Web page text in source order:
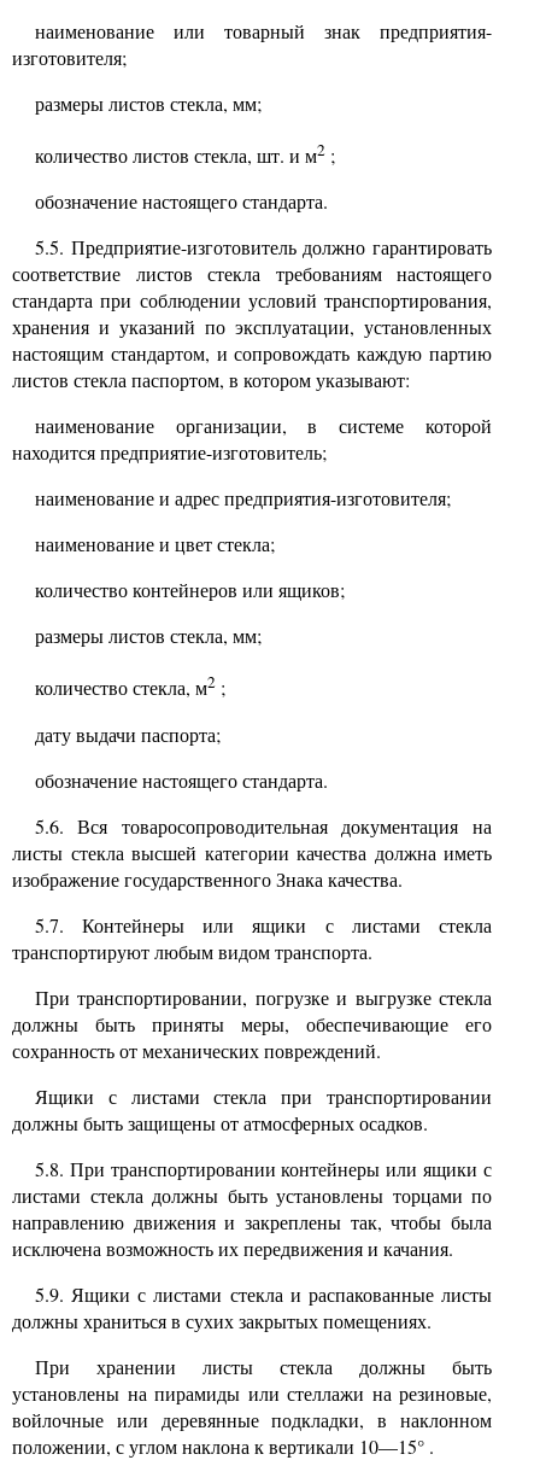
наименование или товарный знак предприятия-
изготовителя;
размеры листов стекла, мм;
количество листов стекла, шт. и м2;
обозначение настоящего стандарта.
5.5. Предприятие-изготовитель должно гарантировать
соответствие листов стекла требованиям настоящего
стандарта при соблюдении условий транспортирования,
хранения и указаний по эксплуатации, установленных
настоящим стандартом, и сопровождать каждую партию
листов стекла паспортом, в котором указывают:
наименование организации, в системе которой
находится предприятие-изготовитель;
наименование и адрес предприятия-изготовителя;
наименование и цвет стекла;
количество контейнеров или ящиков;
размеры листов стекла, мм;
количество стекла, м2;
дату выдачи паспорта;
обозначение настоящего стандарта.
5.6. Вся товаросопроводительная документация на
листы стекла высшей категории качества должна иметь
изображение государственного Знака качества.
5.7. Контейнеры или ящики с листами стекла
транспортируют любым видом транспорта.
При транспортировании, погрузке и выгрузке стекла
должны быть приняты меры, обеспечивающие его
сохранность от механических повреждений.
Ящики с листами стекла при транспортировании
должны быть защищены от атмосферных осадков.
5.8. При транспортировании контейнеры или ящики с
листами стекла должны быть установлены торцами по
направлению движения и закреплены так, чтобы была
исключена возможность их передвижения и качания.
5.9. Ящики с листами стекла и распакованные листы
должны храниться в сухих закрытых помещениях.
При хранении листы стекла должны быть
установлены на пирамиды или стеллажи на резиновые,
войлочные или деревянные подкладки, в наклонном
положении, с углом наклона к вертикали 10—15° .